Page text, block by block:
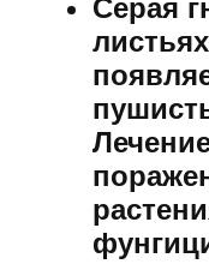
Серая